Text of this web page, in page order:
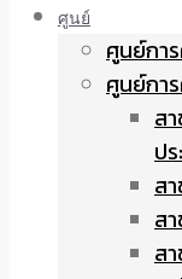
ศูนย์
ศูนย์กา
ศูนย์กา
ส
ป
ส
ส
ส